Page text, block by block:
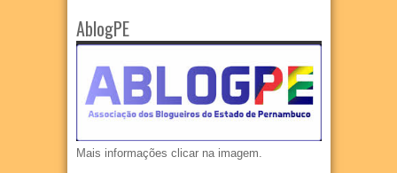
AblogPE
Mais informações clicar na imagem.